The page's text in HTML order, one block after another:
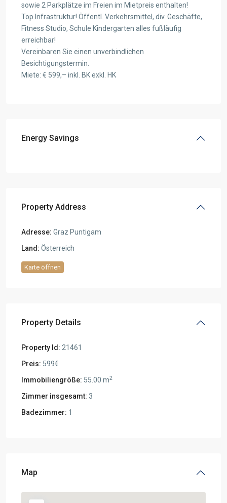
sowie 2 Parkplätze im Freien im Mietpreis enthalten!
Top Infrastruktur! Öffentl. Verkehrsmittel, div. Geschäfte,
Fitness Studio, Schule Kindergarten alles fußläufig
erreichbar!
Vereinbaren Sie einen unverbindlichen
Besichtigungstermin.
Miete: € 599,– inkl. BK exkl. HK
Energy Savings
Property Address
Adresse: Graz Puntigam
Land: Österreich
Karte öffnen
Property Details
Property Id: 21461
Preis: 599€
Immobiliengröße: 55.00 m2
Zimmer insgesamt: 3
Badezimmer: 1
Map